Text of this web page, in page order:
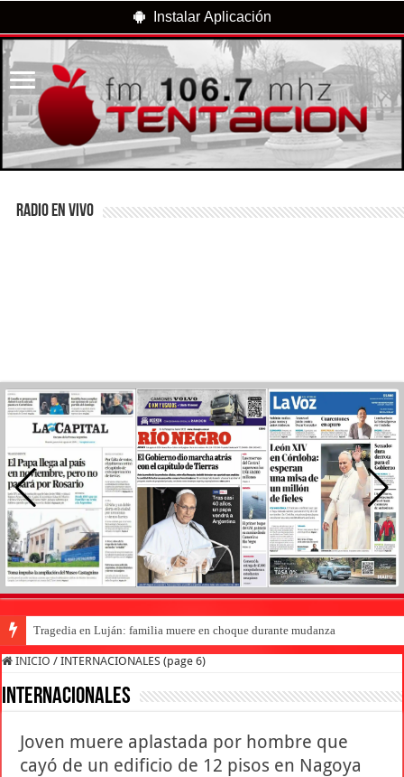
Instalar Aplicación
RADIO EN VIVO
Tragedia en Luján: familia muere en choque durante mudanza
INICIO / INTERNACIONALES (page 6)
INTERNACIONALES
Joven muere aplastada por hombre que
cayó de un edificio de 12 pisos en Nagoya